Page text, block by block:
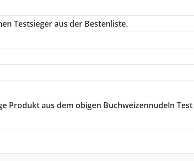
Testsieger aus der Bestenliste.
Produkt aus dem obigen Buchweizennudeln Test